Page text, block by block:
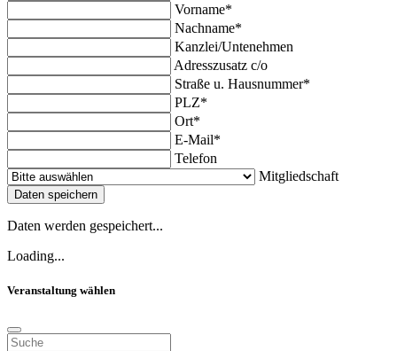
Vorname*
Nachname*
Kanzlei/Untenehmen
Adresszusatz c/o
Straße u. Hausnummer*
PLZ*
Ort*
E-Mail*
Telefon
Mitgliedschaft
Daten speichern
Daten werden gespeichert...
Loading...
Veranstaltung wählen